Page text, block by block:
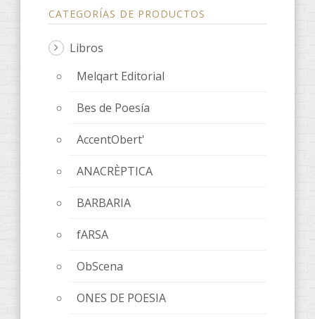
CATEGORÍAS DE PRODUCTOS
Libros
Melqart Editorial
Bes de Poesía
AccentObert'
ANACRÈPTICA
BARBARIA
fARSA
ObScena
ONES DE POESIA